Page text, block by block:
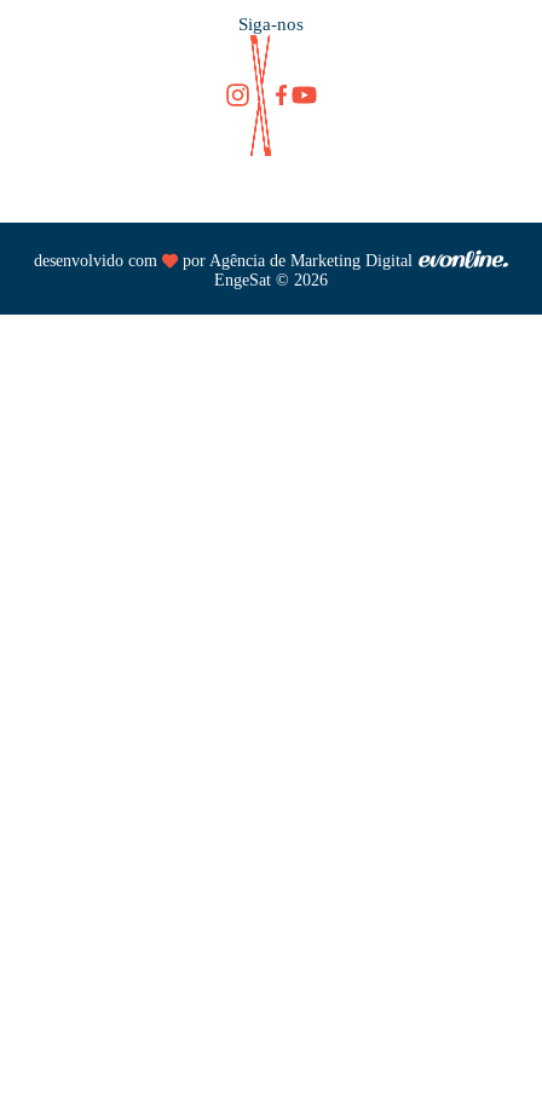
Siga-nos
desenvolvido com por Agência de Marketing Digital
EngeSat © 2026